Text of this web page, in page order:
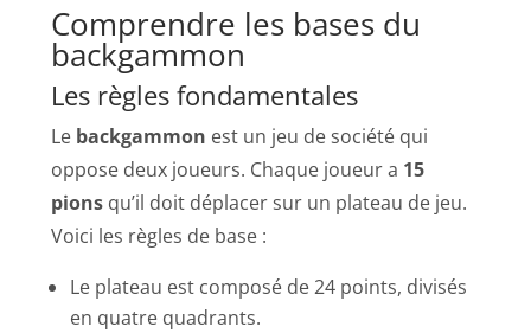
Comprendre les bases du
backgammon
Les règles fondamentales
Le backgammon est un jeu de société qui
oppose deux joueurs. Chaque joueur a 15
pions qu’il doit déplacer sur un plateau de jeu.
Voici les règles de base :
Le plateau est composé de 24 points, divisés
en quatre quadrants.